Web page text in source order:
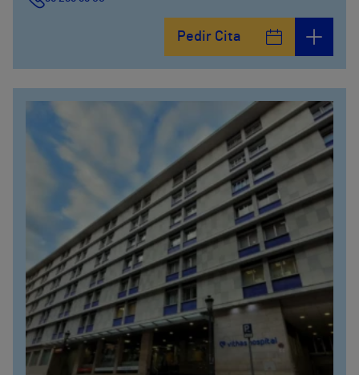
Pedir Cita